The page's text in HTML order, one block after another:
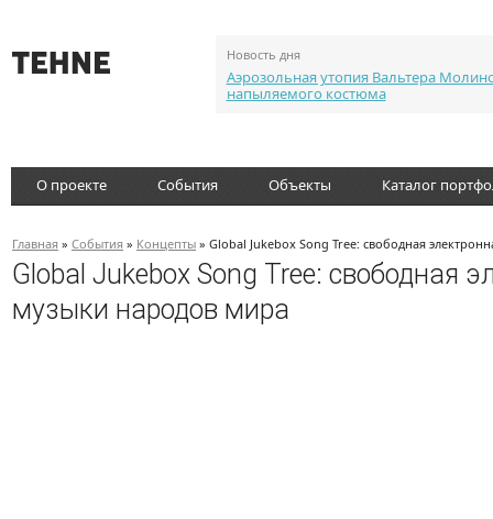
Новость дня
Аэрозольная утопия Вальтера
напыляемого костюма
О проекте События Объекты Каталог
Главная » События » Концепты » Global Jukebox Song Tree: свободная
Global Jukebox Song Tree: свободная
музыки народов мира